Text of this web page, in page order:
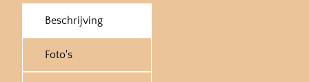
Beschrijving
Foto's